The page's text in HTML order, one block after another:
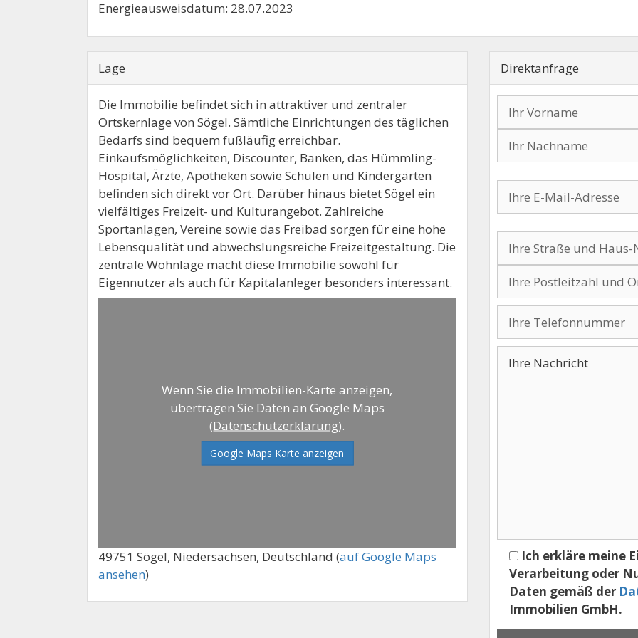
Energieausweisdatum: 28.07.2023
Lage
Die Immobilie befindet sich in attraktiver und zentraler
Ortskernlage von Sögel. Sämtliche Einrichtungen des täglichen
Bedarfs sind bequem fußläufig erreichbar.
Einkaufsmöglichkeiten, Discounter, Banken, das Hümmling-
Hospital, Ärzte, Apotheken sowie Schulen und Kindergärten
befinden sich direkt vor Ort. Darüber hinaus bietet Sögel ein
vielfältiges Freizeit- und Kulturangebot. Zahlreiche
Sportanlagen, Vereine sowie das Freibad sorgen für eine hohe
Lebensqualität und abwechslungsreiche Freizeitgestaltung. Die
zentrale Wohnlage macht diese Immobilie sowohl für
Eigennutzer als auch für Kapitalanleger besonders interessant.
Wenn Sie die Immobilien-Karte anzeigen,
übertragen Sie Daten an Google Maps
(Datenschutzerklärung).
Google Maps Karte anzeigen
49751 Sögel, Niedersachsen, Deutschland (auf Google Maps
ansehen)
Direktanfrage
Ich erkläre meine
Verarbeitung oder
Daten gemäß der
Immobilien GmbH.